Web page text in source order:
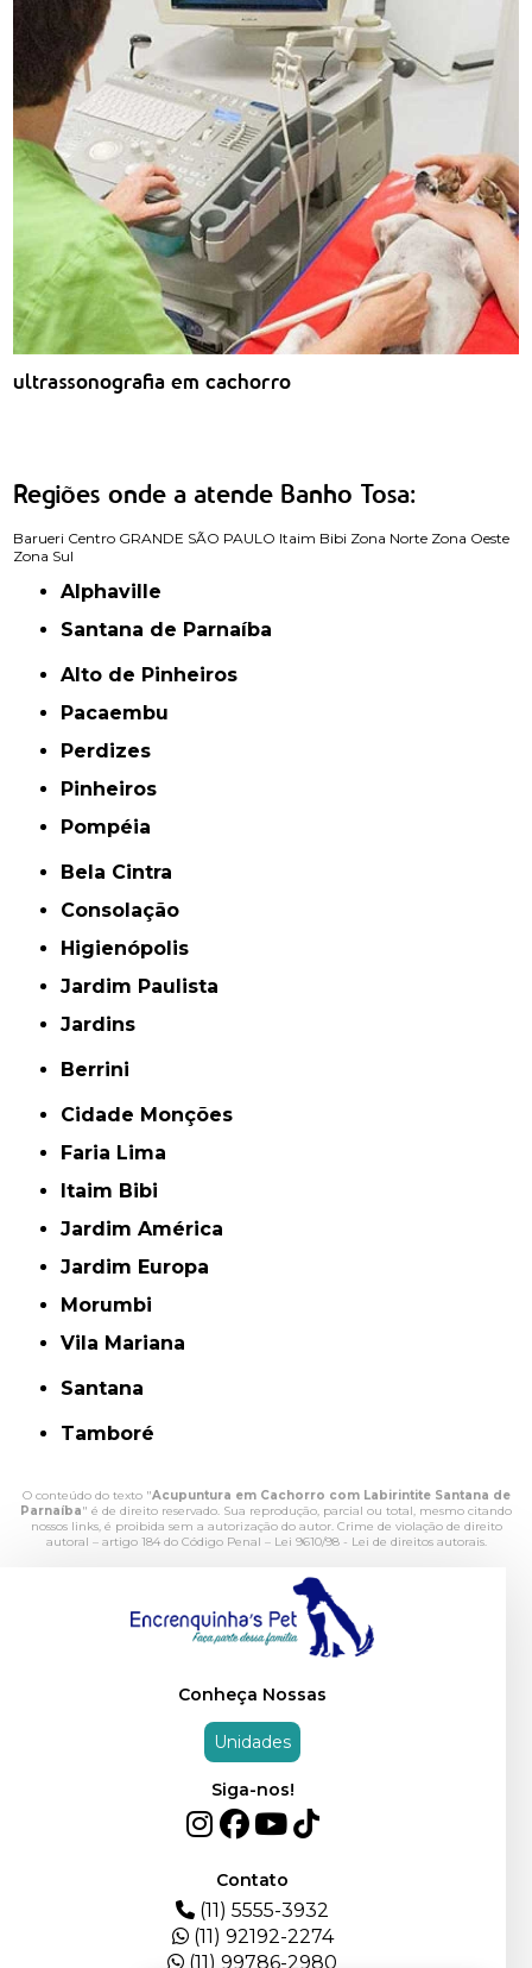
ultrassonografia em cachorro
Regiões onde a atende Banho Tosa:
Barueri Centro GRANDE SÃO PAULO Itaim Bibi Zona Norte Zona Oeste
Zona Sul
Alphaville
Santana de Parnaíba
Alto de Pinheiros
Pacaembu
Perdizes
Pinheiros
Pompéia
Bela Cintra
Consolação
Higienópolis
Jardim Paulista
Jardins
Berrini
Cidade Monções
Faria Lima
Itaim Bibi
Jardim América
Jardim Europa
Morumbi
Vila Mariana
Santana
Tamboré
O conteúdo do texto "Acupuntura em Cachorro com Labirintite Santana de
Parnaíba" é de direito reservado. Sua reprodução, parcial ou total, mesmo citando
nossos links, é proibida sem a autorização do autor. Crime de violação de direito
autoral – artigo 184 do Código Penal – Lei 9610/98 - Lei de direitos autorais.
Conheça Nossas
Unidades
Siga-nos!
Contato
(11) 5555-3932
(11) 92192-2274
(11) 99786-2980